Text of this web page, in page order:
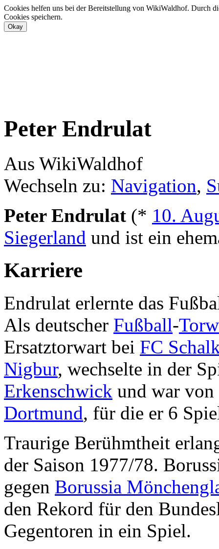
Cookies helfen uns bei der Bereitstellung von WikiWaldhof. Durch
Cookies speichern.
Peter Endrulat
Aus WikiWaldhof
Wechseln zu: Navigation,
Peter Endrulat (* 10.
Siegerland und ist ein
Karriere
Endrulat erlernte das
Als deutscher Fußball-
Ersatztorwart bei FC
Nigbur, wechselte in der
Erkenschwick und war
Dortmund, für die er 6
Traurige Berühmtheit
der Saison 1977/78.
gegen Borussia
den Rekord für den
Gegentoren in ein Spiel.